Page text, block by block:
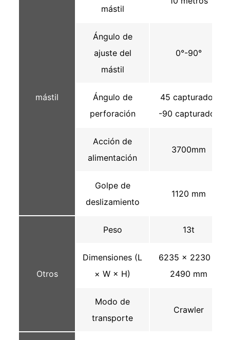
mástil
mástil
Ángulo de
ajuste del
mástil
0°-90°
Ángulo de
perforación
45 capturados
-90 capturados
Acción de
alimentación
3700mm
Golpe de
deslizamiento
1120 mm
Otros
Peso 13t
Dimensiones (L
× W × H)
6235 × 2230 ×
2490 mm
Modo de
transporte
Crawler